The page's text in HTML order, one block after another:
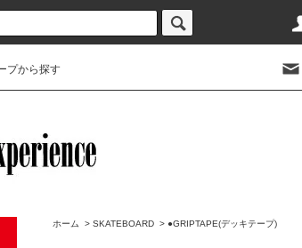
プから探す
ホーム > SKATEBOARD > ●GRIPTAPE(デッキテープ)